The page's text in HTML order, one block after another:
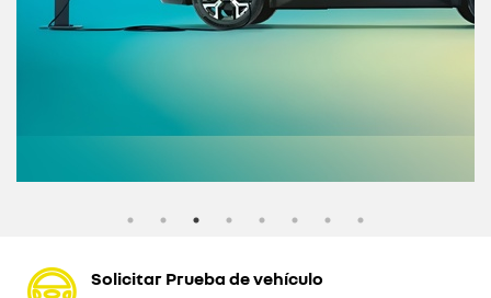
Solicitar Prueba de vehículo